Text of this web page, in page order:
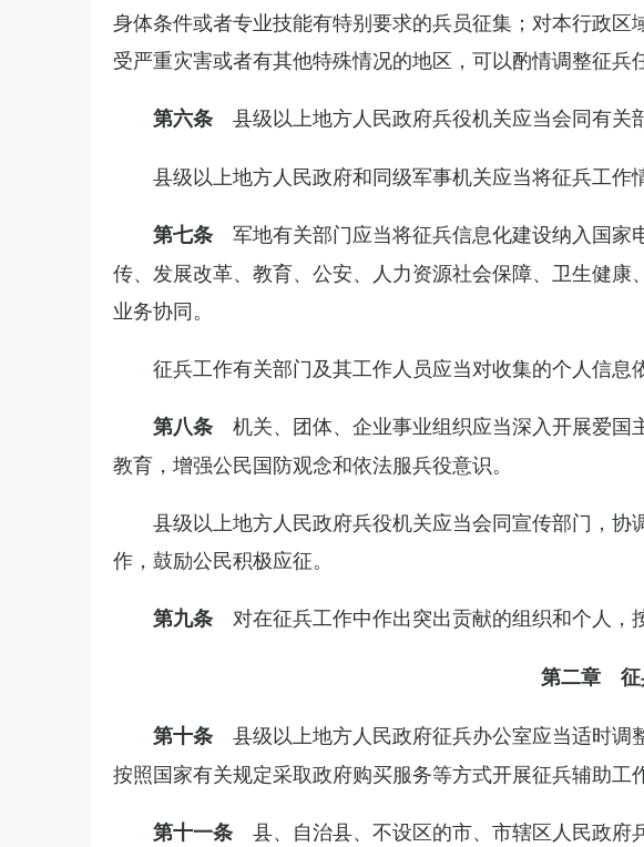
身体条件或者专业技能有特别要求的兵员征集；对本行政
受严重灾害或者有其他特殊情况的地区，可以酌情调整征兵
第六条 县级以上地方人民政府兵役机关应当会同有关
县级以上地方人民政府和同级军事机关应当将征兵工作
第七条 军地有关部门应当将征兵信息化建设纳入国家
传、发展改革、教育、公安、人力资源社会保障、卫生健
业务协同。
征兵工作有关部门及其工作人员应当对收集的个人信息
第八条 机关、团体、企业事业组织应当深入开展爱国
教育，增强公民国防观念和依法服兵役意识。
县级以上地方人民政府兵役机关应当会同宣传部门，
作，鼓励公民积极应征。
第九条 对在征兵工作中作出突出贡献的组织和个人，
第二章 征
第十条 县级以上地方人民政府征兵办公室应当适时调
按照国家有关规定采取政府购买服务等方式开展征兵辅助工
第十一条 县、自治县、不设区的市、市辖区人民政府